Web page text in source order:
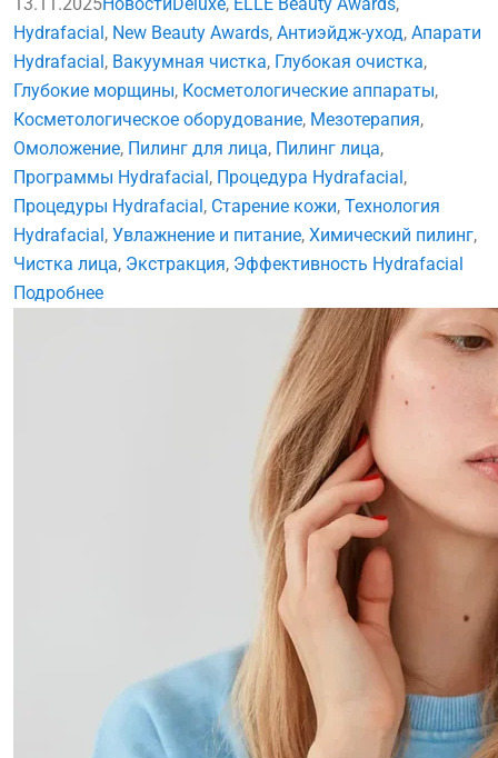
Hydrafacial , New Beauty Awards, Антиэйдж-уход, Апарати
Hydrafacial , Вакуумная чистка, Глубокая очистка,
Глубокие морщины, Косметологические аппараты,
Косметологическое оборудование, Мезотерапия,
Омоложение, Пилинг для лица, Пилинг лица,
Программы Hydrafacial , Процедура Hydrafacial ,
Процедуры Hydrafacial , Старение кожи, Технология
Hydrafacial , Увлажнение и питание, Химический пилинг,
Чистка лица, Экстракция, Эффективность Hydrafacial
Подробнее